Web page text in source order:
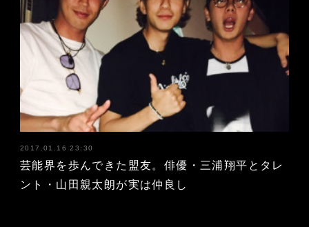
2017.01.16 23:30
芸能界を歩んできた盟友。俳優・三浦翔平とタレ
ント・山田親太朗が実は仲良し